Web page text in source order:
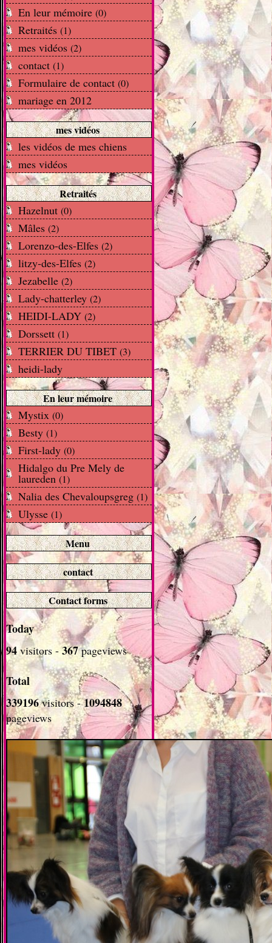
En leur mémoire (0)
Retraités (1)
mes vidéos (2)
contact (1)
Formulaire de contact (0)
mariage en 2012
mes vidéos
les vidéos de mes chiens
mes vidéos
Retraités
Hazelnut (0)
Mâles (2)
Lorenzo-des-Elfes (2)
litzy-des-Elfes (2)
Jezabelle (2)
Lady-chatterley (2)
HEIDI-LADY (2)
Dorssett (1)
TERRIER DU TIBET (3)
heidi-lady
En leur mémoire
Mystix (0)
Besty (1)
First-lady (0)
Hidalgo du Pre Mely de
laureden (1)
Nalia des Chevaloupsgreg (1)
Ulysse (1)
Menu
contact
Contact forms
Today
94visitors -367pageviews
Total
339196visitors -1094848
pageviews